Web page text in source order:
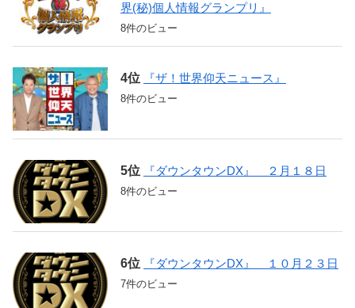
界(秘)個人情報グランプリ』
8件のビュー
『ザ！世界仰天ニュース』
8件のビュー
『ダウンタウンDX』 ２月１８日
8件のビュー
『ダウンタウンDX』 １０月２３日
7件のビュー